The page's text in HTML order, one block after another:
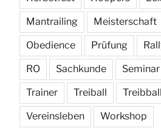
Mantrailing Meisterschaft
Obedience Prüfung
RO Sachkunde Seminar
Trainer Treiball Treibball
Vereinsleben Workshop